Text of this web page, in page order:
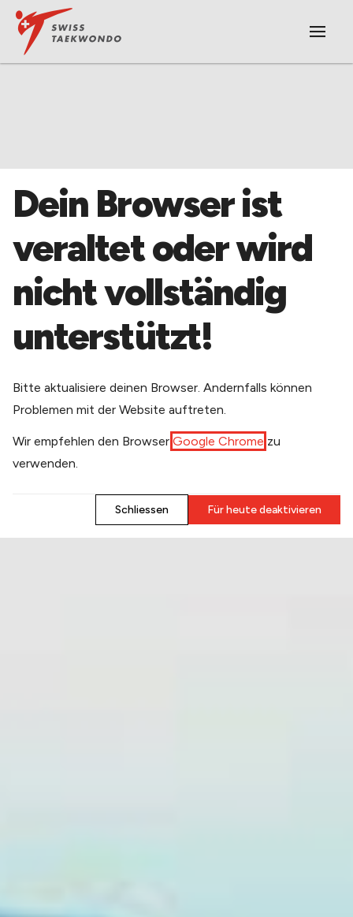
|||
​Dein Browser ist
veraltet oder wird
nicht vollständig
unterstützt!
​Bitte aktualisiere deinen Browser. Andernfalls können
Problemen mit der Website auftreten.
​Wir empfehlen den Browser Google Chrome zu
verwenden.
​Schliessen ​Für heute deaktivieren